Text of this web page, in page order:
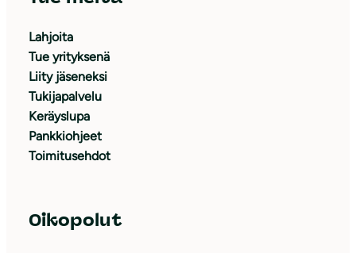
Lahjoita
Tue yrityksenä
Liity jäseneksi
Tukijapalvelu
Keräyslupa
Pankkiohjeet
Toimitusehdot
Oikopolut